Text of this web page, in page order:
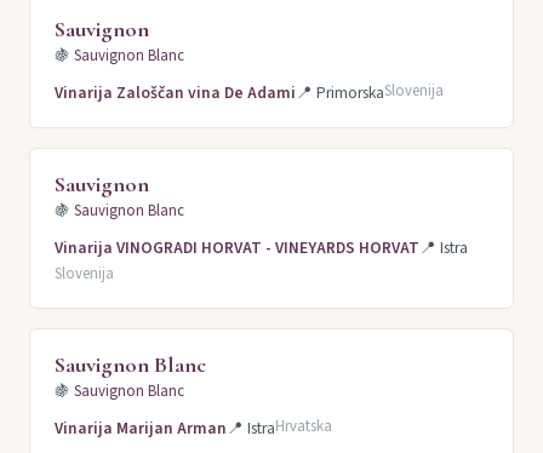
Sauvignon
🍇 Sauvignon Blanc
Vinarija Zaloščan vina De Adami📍 PrimorskaSlovenija
Sauvignon
🍇 Sauvignon Blanc
Vinarija VINOGRADI HORVAT - VINEYARDS HORVAT📍 Istra
Slovenija
Sauvignon Blanc
🍇 Sauvignon Blanc
Vinarija Marijan Arman📍 IstraHrvatska